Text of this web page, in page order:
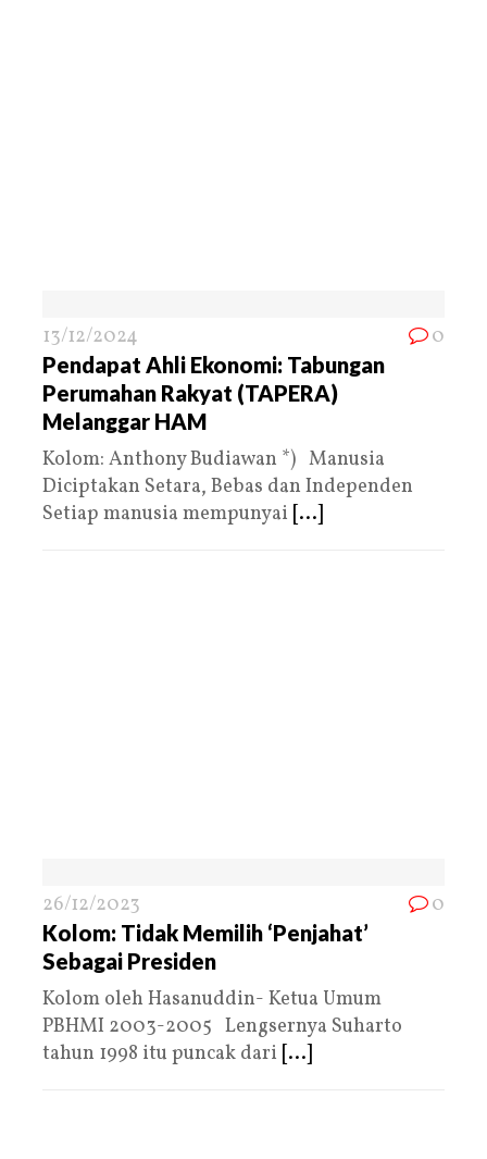
13/12/2024 0
Pendapat Ahli Ekonomi: Tabungan
Perumahan Rakyat (TAPERA)
Melanggar HAM
Kolom: Anthony Budiawan *) Manusia
Diciptakan Setara, Bebas dan Independen
Setiap manusia mempunyai [...]
26/12/2023 0
Kolom: Tidak Memilih ‘Penjahat’
Sebagai Presiden
Kolom oleh Hasanuddin- Ketua Umum
PBHMI 2003-2005 Lengsernya Suharto
tahun 1998 itu puncak dari [...]